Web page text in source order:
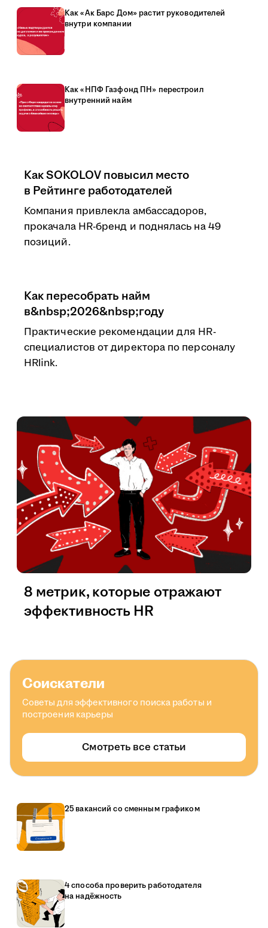
Как «Ак Барс Дом» растит руководителей
внутри компании
Как «НПФ Газфонд ПН» перестроил
внутренний найм
Как SOKOLOV повысил место
в Рейтинге работодателей
Компания привлекла амбассадоров,
прокачала HR-бренд и поднялась на 49
позиций.
Как пересобрать найм
в&nbsp;2026&nbsp;году
Практические рекомендации для HR-
специалистов от директора по персоналу
HRlink.
8 метрик, которые отражают
эффективность HR
Соискатели
Советы для эффективного поиска работы и
построения карьеры
Смотреть все статьи
25 вакансий со сменным графиком
4 способа проверить работодателя
на надёжность